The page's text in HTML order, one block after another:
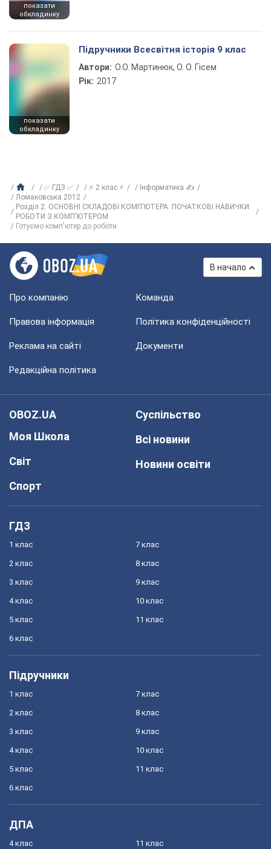
показати
обкладинку
показати
обкладинку
Підручники Всесвітня історія 9 клас
Автори: О.О. Мартинюк, О. О. Гісем
Рік: 2017
✅ ГДЗ ✅ ⚡ 2 клас ⚡
Інформатика ✍
Ломаковська 2012
Розділ 2. ОСНОВНІ СКЛАДОВІ КОМП'ЮТЕРА. ПОЧАТКОВІ НАВИЧКИ
РОБОТИ З КОМП'ЮТЕРОМ
Готуємо комп'ютер до роботи
В начало
Про компанію Команда
Правова інформація Політика конфіденційності
Реклама на сайті Документи
Редакційна політика
OBOZ.UA
Моя Школа
Світ
Спорт
Суспільство
Всі новини
Новини освіти
ГДЗ
1 клас
2 клас
3 клас
4 клас
5 клас
6 клас
7 клас
8 клас
9 клас
10 клас
11 клас
Підручники
1 клас
2 клас
3 клас
4 клас
5 клас
6 клас
7 клас
8 клас
9 клас
10 клас
11 клас
ДПА
4 клас 11 клас